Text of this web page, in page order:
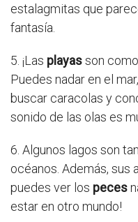
estalagmitas que
fantasía.
5. ¡Las playasson
Puedes nadar en el
buscar caracolas y
sonido de las olas es
6. Algunos lagos son tan
océanos. Además, sus
puedes ver los peces
estar en otro mundo!